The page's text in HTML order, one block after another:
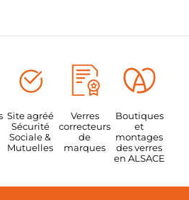
616613
119,00 €
et chiffonnette inclus.
: 5 à 10 jours.
Site agréé
Sécurité
Sociale &
Mutuelles
Verres
correcteurs
de
marques
Boutiques
et
montages
des verres
en ALSACE